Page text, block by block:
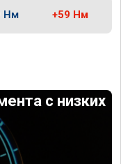
Нм +59 Нм
с низких